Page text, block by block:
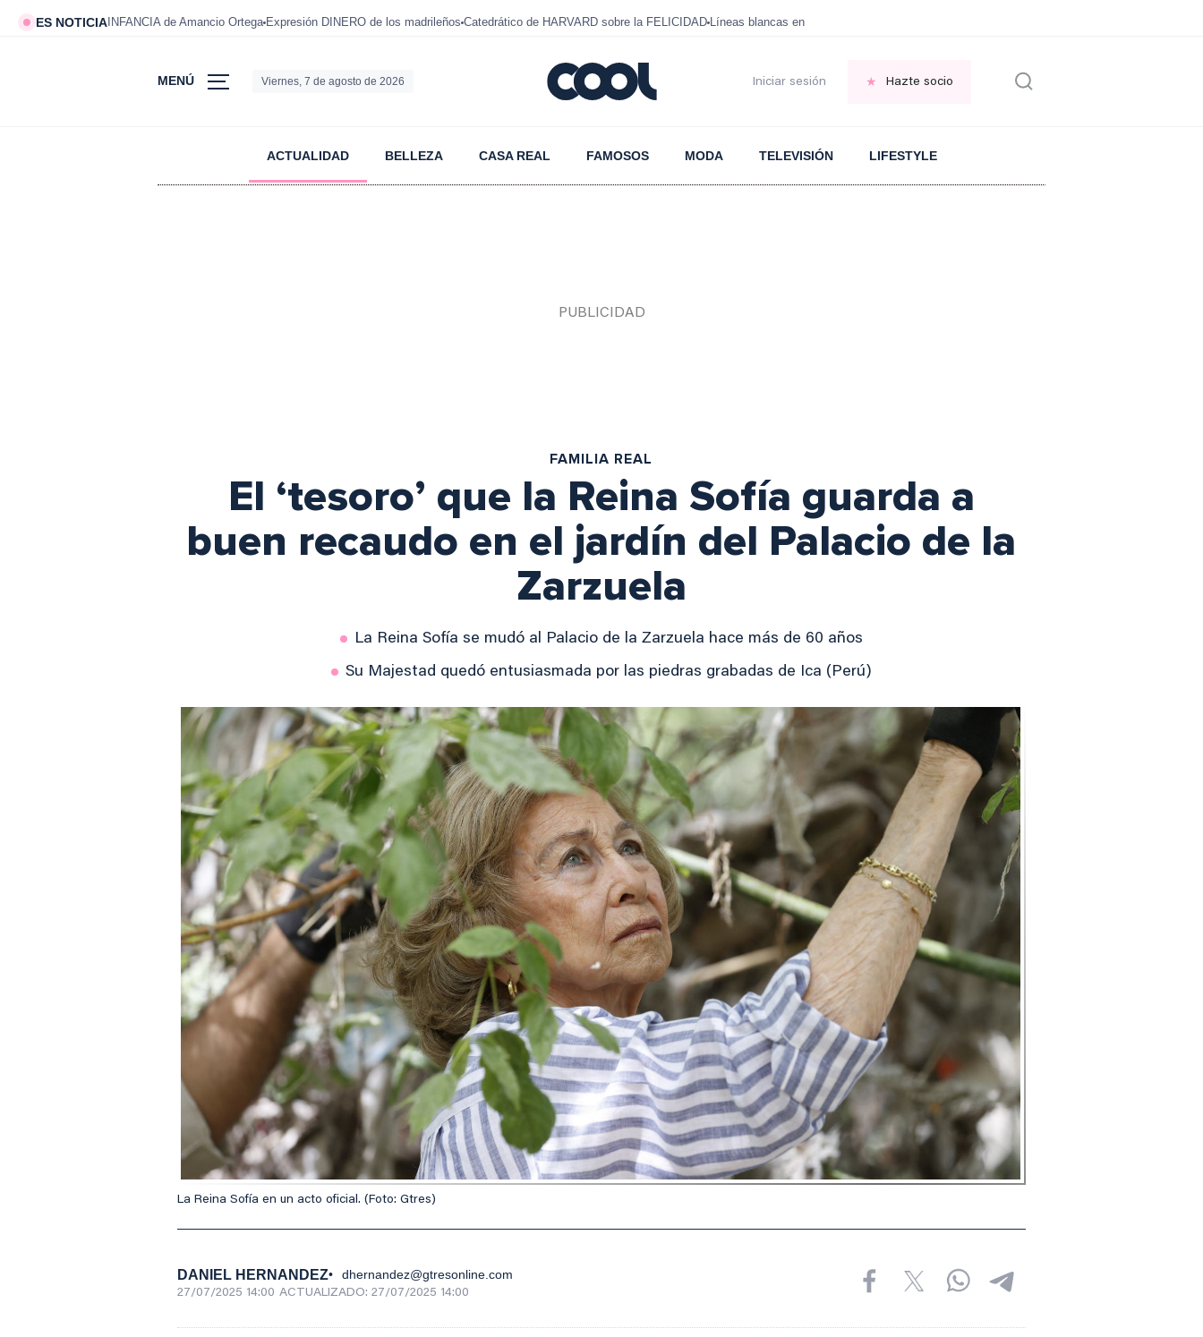
ES NOTICIA INFANCIA de Amancio Ortega Expresión DINERO de los madrileños Catedrático de HARVARD sobre la FELICIDAD Líneas blancas en las VENTANAS
MENÚ Viernes, 7 de agosto de 2026 Iniciar sesión Hazte socio
ACTUALIDAD BELLEZA CASA REAL FAMOSOS MODA TELEVISIÓN LIFESTYLE
FAMILIA REAL
El ‘tesoro’ que la Reina Sofía guarda a
buen recaudo en el jardín del Palacio de la
Zarzuela
La Reina Sofía se mudó al Palacio de la Zarzuela hace más de 60 años
Su Majestad quedó entusiasmada por las piedras grabadas de Ica (Perú)
La Reina Sofía en un acto oficial. (Foto: Gtres)
DANIEL HERNANDEZ dhernandez@gtresonline.com
27/07/2025 14:00 ACTUALIZADO: 27/07/2025 14:00